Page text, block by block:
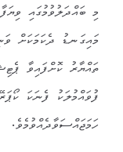
މި ބައްދަލުވުމުގައި
މައިގަނޑު ދެކަމަކަށް
ތައްޔާރު ކޮށްފައިވާ
ފުވައްމުލަކު ފެނަކަ
ހަމަޖައްސަވާދެއްވުމެވެ.